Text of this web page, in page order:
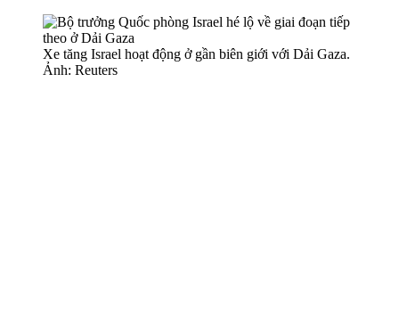
Xe tăng Israel hoạt động ở gần biên giới với Dải Gaza.
Ảnh: Reuters